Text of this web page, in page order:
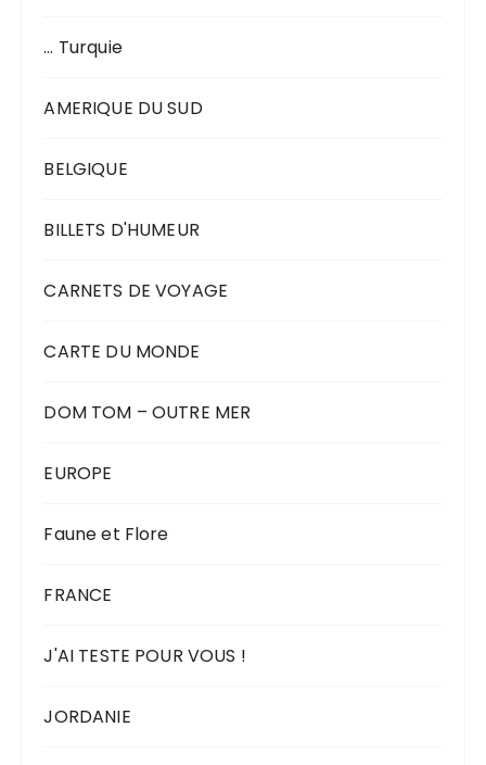
… Turquie
AMERIQUE DU SUD
BELGIQUE
BILLETS D'HUMEUR
CARNETS DE VOYAGE
CARTE DU MONDE
DOM TOM – OUTRE MER
EUROPE
Faune et Flore
FRANCE
J'AI TESTE POUR VOUS !
JORDANIE